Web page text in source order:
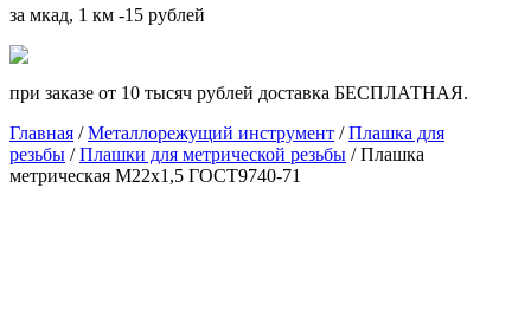
за мкад, 1 км -15 рублей
при заказе от 10 тысяч рублей доставка БЕСПЛАТНАЯ.
Главная /Металлорежущий инструмент /Плашка для
резьбы /Плашки для метрической резьбы / Плашка
метрическая М22х1,5 ГОСТ9740-71